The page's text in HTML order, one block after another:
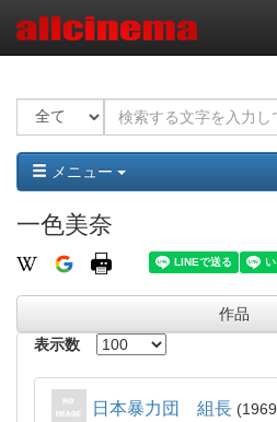
メニュー
一色美奈
作品
表示数
日本暴力団 組長 1969